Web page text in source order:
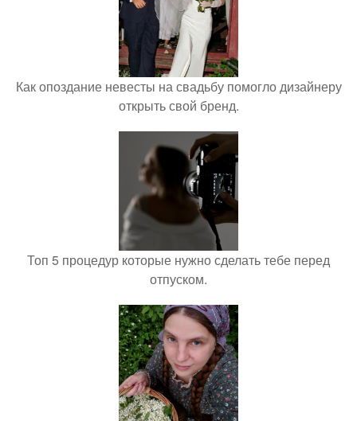
Как опоздание невесты на свадьбу помогло дизайнеру
открыть свой бренд.
Топ 5 процедур которые нужно сделать тебе перед
отпуском.